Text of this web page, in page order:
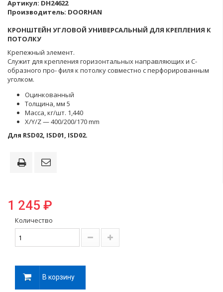
Артикул: DH24622
Производитель: DOORHAN
КРОНШТЕЙН УГЛОВОЙ УНИВЕРСАЛЬНЫЙ ДЛЯ КРЕПЛЕНИЯ К
ПОТОЛКУ
Крепежный элемент.
Служит для крепления горизонтальных направляющих и С-
образного про- филя к потолку совместно с перфорированным
уголком.
Оцинкованный
Толщина, мм 5
Масса, кг/шт. 1,440
X/Y/Z — 400/200/170 mm
Для RSD02, ISD01, ISD02.
1 245 ₽
Количество
В корзину